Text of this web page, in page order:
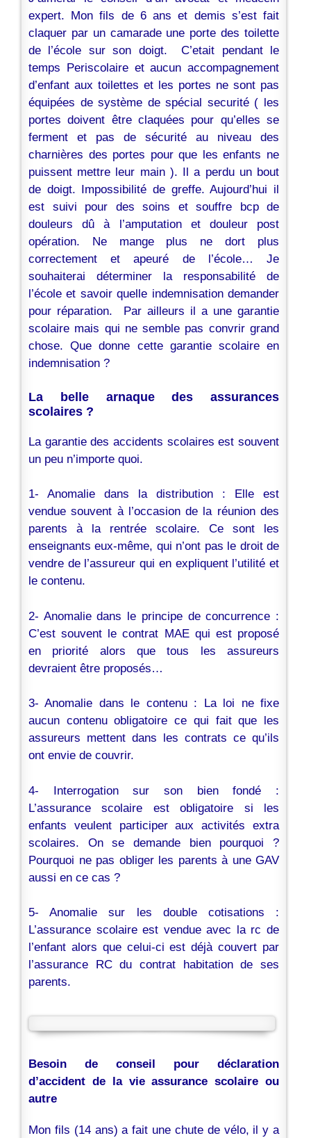
expert. Mon fils de 6 ans et demis s’est fait
claquer par un camarade une porte des toilette
de l’école sur son doigt. C’etait pendant le
temps Periscolaire et aucun accompagnement
d’enfant aux toilettes et les portes ne sont pas
équipées de système de spécial securité ( les
portes doivent être claquées pour qu’elles se
ferment et pas de sécurité au niveau des
charnières des portes pour que les enfants ne
puissent mettre leur main ). Il a perdu un bout
de doigt. Impossibilité de greffe. Aujourd’hui il
est suivi pour des soins et souffre bcp de
douleurs dû à l’amputation et douleur post
opération. Ne mange plus ne dort plus
correctement et apeuré de l’école… Je
souhaiterai déterminer la responsabilité de
l’école et savoir quelle indemnisation demander
pour réparation. Par ailleurs il a une garantie
scolaire mais qui ne semble pas convrir grand
chose. Que donne cette garantie scolaire en
indemnisation ?
La belle arnaque des assurances
scolaires ?
La garantie des accidents scolaires est souvent
un peu n’importe quoi.
1- Anomalie dans la distribution : Elle est
vendue souvent à l’occasion de la réunion des
parents à la rentrée scolaire. Ce sont les
enseignants eux-même, qui n’ont pas le droit de
vendre de l’assureur qui en expliquent l’utilité et
le contenu.
2- Anomalie dans le principe de concurrence :
C’est souvent le contrat MAE qui est proposé
en priorité alors que tous les assureurs
devraient être proposés…
3- Anomalie dans le contenu : La loi ne fixe
aucun contenu obligatoire ce qui fait que les
assureurs mettent dans les contrats ce qu’ils
ont envie de couvrir.
4- Interrogation sur son bien fondé :
L’assurance scolaire est obligatoire si les
enfants veulent participer aux activités extra
scolaires. On se demande bien pourquoi ?
Pourquoi ne pas obliger les parents à une GAV
aussi en ce cas ?
5- Anomalie sur les double cotisations :
L’assurance scolaire est vendue avec la rc de
l’enfant alors que celui-ci est déjà couvert par
l’assurance RC du contrat habitation de ses
parents.
Besoin de conseil pour déclaration
d’accident de la vie assurance scolaire ou
autre
Mon fils (14 ans) a fait une chute de vélo, il y a